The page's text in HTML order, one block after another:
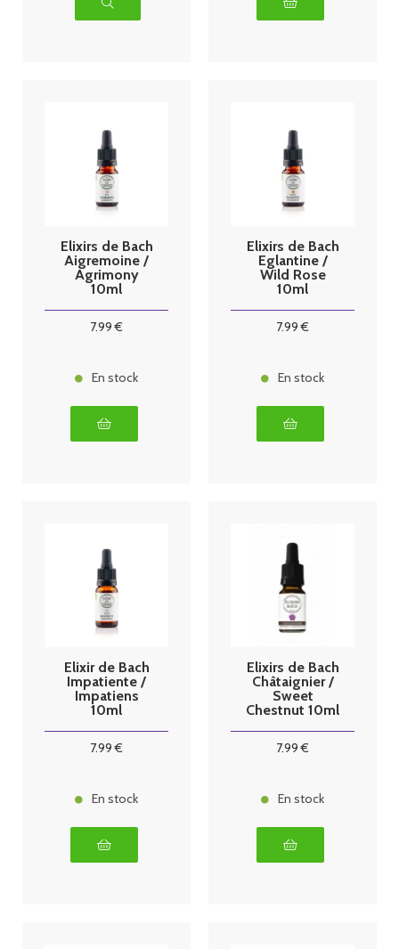
Elixirs de Bach
Aigremoine /
Agrimony
10ml
7.99 €
En stock
Elixirs de Bach
Eglantine /
Wild Rose
10ml
7.99 €
En stock
Elixir de Bach
Impatiente /
Impatiens
10ml
7.99 €
En stock
Elixirs de Bach
Châtaignier /
Sweet
Chestnut 10ml
7.99 €
En stock